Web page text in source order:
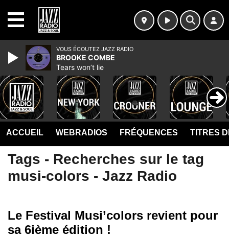
ACCUEIL WEBRADIOS FRÉQUENCES TITRES
Tags - Recherches sur le tag
musi-colors - Jazz Radio
Le Festival Musi’colors revient pour
sa 6ième édition !
VOUS ÉCOUTEZ JAZZ RADIO
BROOKE COMBE
Tears won’t lie